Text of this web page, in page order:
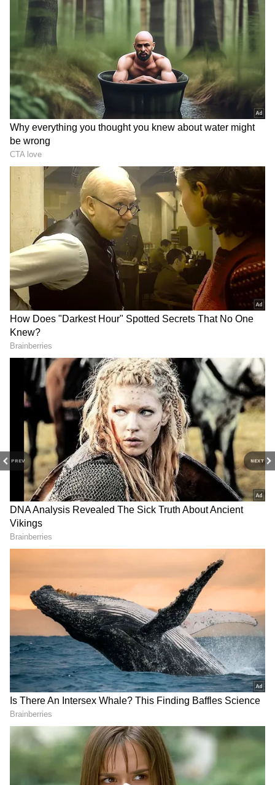
PREV NEXT
Image Credit :
ఈ సామెత ఎలా వచ్చిందంటే?
ఈ సామెత ఎలా పుట్టిందో ఒకప్పటి గ్రామీణ జీవన
విధానాన్ని పరిశీలిస్తే అర్థమవుతుంది. ఒకప్పుడు గ్రామాల్లో
ఇళ్లు దగ్గర దగ్గరగా ఉండేవి. ఒక ఇంట్లో గొడవ జరిగితే, ఆ
శబ్దం చుట్టుపక్కల వారికి వినిపించేది. కొద్దిసేపట్లోనే అక్కడ
జనం గుమిగూడేవారు. ఎవరు గొడవ పడుతున్నారు?
ఎందుకు పడుతున్నారు? చివరకి ఏమవుతుంది? అనే ఆసక్తి
అందరిలో ఉండేది. కొందరు సర్దిచెప్పడానికి వస్తే..
మరికొందరు మాత్రం ఆ గొడవను వినోదంలా చూస్తూ
నిలబడేవారు. ఆ దృశ్యాలనే గమనించిన మన పూర్వీకులు
“పక్కింటి పోరు పండగంత వేడుకంట” అనే సామెతను
సృష్టించి ఉంటారు.